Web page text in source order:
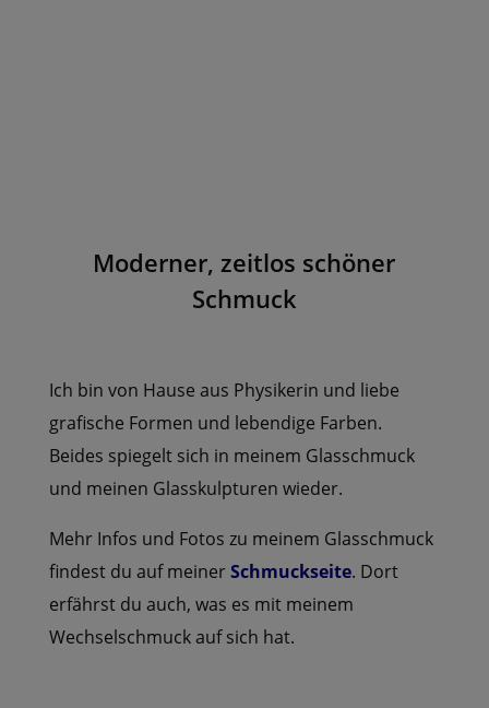
Moderner, zeitlos schöner
Schmuck
Ich bin von Hause aus Physikerin und liebe
grafische Formen und lebendige Farben.
Beides spiegelt sich in meinem Glasschmuck
und meinen Glasskulpturen wieder.
Mehr Infos und Fotos zu meinem Glasschmuck
findest du auf meinerSchmuckseite. Dort
erfährst du auch, was es mit meinem
Wechselschmuck auf sich hat.